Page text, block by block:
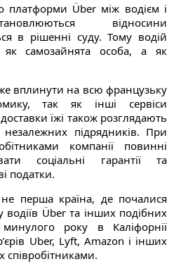
платформи Über між водієм і
відносини
в рішенні суду. Тому водій
самозайнята особа, а як
вплинути на всю французьку
так як інші сервіси
їжі також розглядають
незалежних підрядників. При
компанії повинні
соціальні гарантії та
податки.
перша країна, де почалися
водіїв Über та інших подібних
року в Каліфорнії
Uber, Lyft, Amazon і інших
співробітниками.